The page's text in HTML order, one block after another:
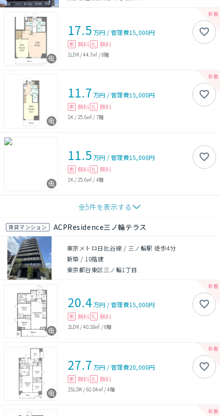
17.5 万円 /管理費15,000円
敷 無料 礼 無料
1LDK/44.7㎡ /8階
11.7 万円 /管理費15,000円
敷 無料 礼 無料
1K / 25.6㎡ / 7階
11.5 万円 /管理費15,000円
敷 無料 礼 無料
1K / 25.6㎡ / 4階
全5件を表示する
賃貸マンション ACPResidence三ノ輪テラス
東京メトロ日比谷線 / 三ノ輪駅 徒歩4分
新築 / 10階建
東京都台東区三ノ輪1丁目
20.4万円 /管理費15,000円
敷 無料 礼 無料
2LDK/40.18㎡ /8階
27.7 万円 /管理費20,000円
敷 無料 礼 無料
2SLDK / 61.04㎡/4階